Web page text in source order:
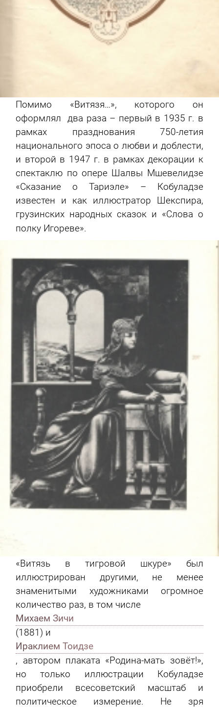
Помимо «Витязя…», которого он
оформлял два раза – первый в 1935 г. в
рамках празднования 750-летия
национального эпоса о любви и доблести,
и второй в 1947 г. в рамках декорации к
спектаклю по опере Шалвы Мшевелидзе
«Сказание о Тариэле» – Кобуладзе
известен и как иллюстратор Шекспира,
грузинских народных сказок и «Слова о
полку Игореве».
«Витязь в тигровой шкуре» был
иллюстрирован другими, не менее
знаменитыми художниками огромное
количество раз, в том числе
Михаем Зичи
(1881) и
Ираклием Тоидзе
, автором плаката «Родина-мать зовёт!»,
но только иллюстрации Кобуладзе
приобрели всесоветский масштаб и
политическое измерение. Не зря